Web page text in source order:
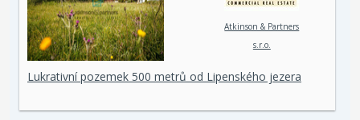
Atkinson & Partners
s.r.o.
Lukrativní pozemek 500 metrů od Lipenského jezera